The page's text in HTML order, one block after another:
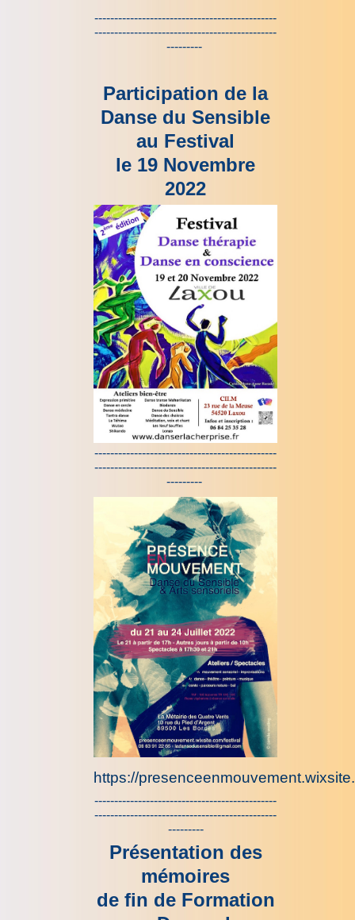
----------------------------------------------
----------------------------------------------
---------
Participation de la
Danse du Sensible
au Festival
le 19 Novembre
2022
----------------------------------------------
----------------------------------------------
---------
https://
----------------------------------------------
----------------------------------------------
---------
Présentation des
mémoires
de fin de Formation